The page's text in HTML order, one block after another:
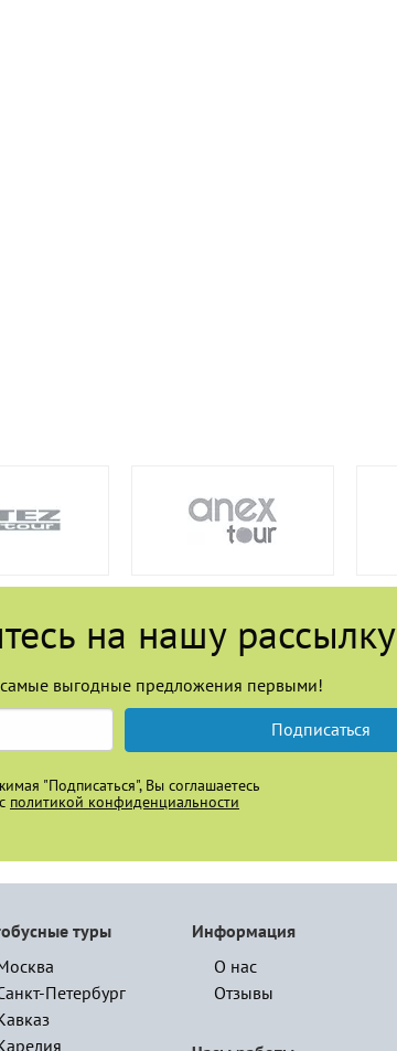
на нашу рассылку
самые выгодные предложения первыми!
Подписаться
"Подписаться", Вы соглашаетесь
с политикой конфиденциальности
туры
Петербург
Информация
О нас
Отзывы